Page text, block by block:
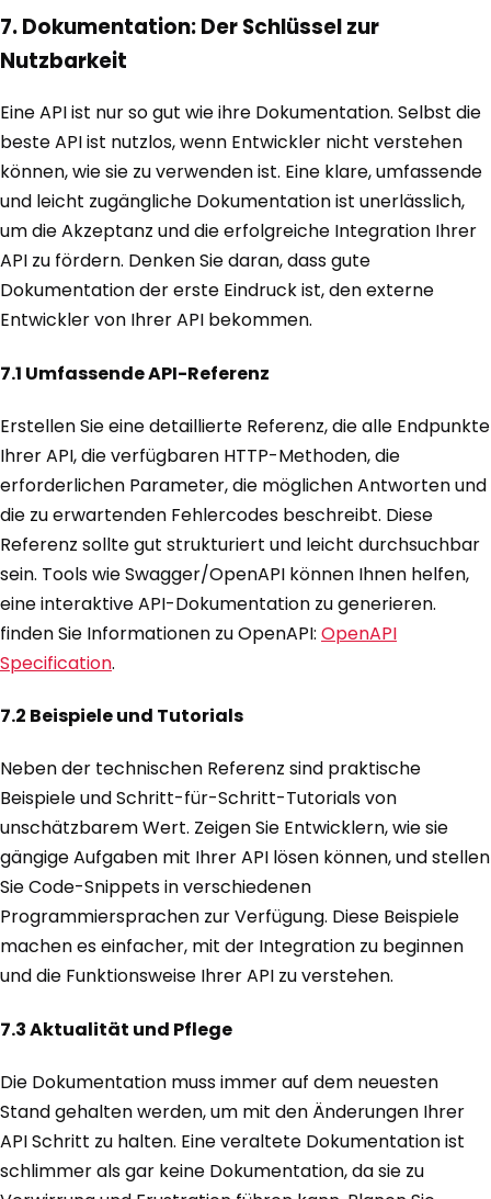
7. Dokumentation: Der Schlüssel zur
Nutzbarkeit
Eine API ist nur so gut wie ihre Dokumentation. Selbst die
beste API ist nutzlos, wenn Entwickler nicht verstehen
können, wie sie zu verwenden ist. Eine klare, umfassende
und leicht zugängliche Dokumentation ist unerlässlich,
um die Akzeptanz und die erfolgreiche Integration Ihrer
API zu fördern. Denken Sie daran, dass gute
Dokumentation der erste Eindruck ist, den externe
Entwickler von Ihrer API bekommen.
7.1 Umfassende API-Referenz
Erstellen Sie eine detaillierte Referenz, die alle Endpunkte
Ihrer API, die verfügbaren HTTP-Methoden, die
erforderlichen Parameter, die möglichen Antworten und
die zu erwartenden Fehlercodes beschreibt. Diese
Referenz sollte gut strukturiert und leicht durchsuchbar
sein. Tools wie Swagger/OpenAPI können Ihnen helfen,
eine interaktive API-Dokumentation zu generieren.
finden Sie Informationen zu OpenAPI: OpenAPI
Specification.
7.2 Beispiele und Tutorials
Neben der technischen Referenz sind praktische
Beispiele und Schritt-für-Schritt-Tutorials von
unschätzbarem Wert. Zeigen Sie Entwicklern, wie sie
gängige Aufgaben mit Ihrer API lösen können, und stellen
Sie Code-Snippets in verschiedenen
Programmiersprachen zur Verfügung. Diese Beispiele
machen es einfacher, mit der Integration zu beginnen
und die Funktionsweise Ihrer API zu verstehen.
7.3 Aktualität und Pflege
Die Dokumentation muss immer auf dem neuesten
Stand gehalten werden, um mit den Änderungen Ihrer
API Schritt zu halten. Eine veraltete Dokumentation ist
schlimmer als gar keine Dokumentation, da sie zu